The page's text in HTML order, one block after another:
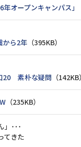
オープンキャンパス」
から2年 （395KB）
20 素朴な疑問 （142KB）
（235KB）
」･･･
てきた